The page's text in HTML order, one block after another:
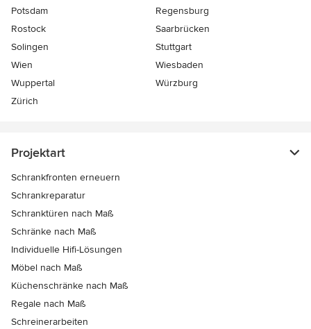
Potsdam
Regensburg
Rostock
Saarbrücken
Solingen
Stuttgart
Wien
Wiesbaden
Wuppertal
Würzburg
Zürich
Projektart
Schrankfronten erneuern
Schrankreparatur
Schranktüren nach Maß
Schränke nach Maß
Individuelle Hifi-Lösungen
Möbel nach Maß
Küchenschränke nach Maß
Regale nach Maß
Schreinerarbeiten